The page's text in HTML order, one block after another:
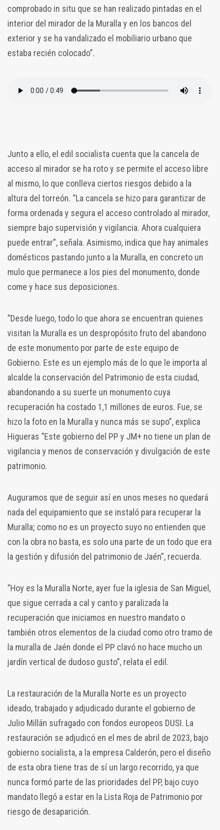
comprobado in situ que se han realizado pintadas en el
interior del mirador de la Muralla y en los bancos del
exterior y se ha vandalizado el mobiliario urbano que
estaba recién colocado”.
Junto a ello, el edil socialista cuenta que la cancela de
acceso al mirador se ha roto y se permite el acceso libre
al mismo, lo que conlleva ciertos riesgos debido a la
altura del torreón. “La cancela se hizo para garantizar de
forma ordenada y segura el acceso controlado al mirador,
siempre bajo supervisión y vigilancia. Ahora cualquiera
puede entrar”, señala. Asimismo, indica que hay animales
domésticos pastando junto a la Muralla, en concreto un
mulo que permanece a los pies del monumento, donde
come y hace sus deposiciones.
“Desde luego, todo lo que ahora se encuentran quienes
visitan la Muralla es un despropósito fruto del abandono
de este monumento por parte de este equipo de
Gobierno. Este es un ejemplo más de lo que le importa al
alcalde la conservación del Patrimonio de esta ciudad,
abandonando a su suerte un monumento cuya
recuperación ha costado 1,1 millones de euros. Fue, se
hizo la foto en la Muralla y nunca más se supo”, explica
Higueras “Este gobierno del PP y JM+ no tiene un plan de
vigilancia y menos de conservación y divulgación de este
patrimonio.
Auguramos que de seguir así en unos meses no quedará
nada del equipamiento que se instaló para recuperar la
Muralla; como no es un proyecto suyo no entienden que
con la obra no basta, es solo una parte de un todo que era
la gestión y difusión del patrimonio de Jaén”, recuerda.
“Hoy es la Muralla Norte, ayer fue la iglesia de San Miguel,
que sigue cerrada a cal y canto y paralizada la
recuperación que iniciamos en nuestro mandato o
también otros elementos de la ciudad como otro tramo de
la muralla de Jaén donde el PP clavó no hace mucho un
jardín vertical de dudoso gusto”, relata el edil.
La restauración de la Muralla Norte es un proyecto
ideado, trabajado y adjudicado durante el gobierno de
Julio Millán sufragado con fondos europeos DUSI. La
restauración se adjudicó en el mes de abril de 2023, bajo
gobierno socialista, a la empresa Calderón, pero el diseño
de esta obra tiene tras de sí un largo recorrido, ya que
nunca formó parte de las prioridades del PP, bajo cuyo
mandato llegó a estar en la Lista Roja de Patrimonio por
riesgo de desaparición.